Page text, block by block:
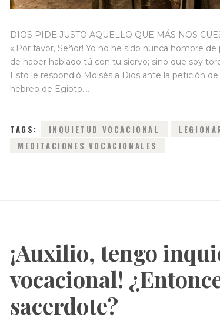
DIOS PIDE JUSTO AQUELLO QUE MÁS NOS
«¡Por favor, Señor! Yo no he sido nunca hombre
de haber hablado tú con tu siervo; sino que soy
Esto le respondió Moisés a Dios ante la petición
hebreo de Egipto.…
TAGS: INQUIETUD VOCACIONAL
MEDITACIONES VOCACIONALES
¡Auxilio, tengo
vocacional!
sacerdote?